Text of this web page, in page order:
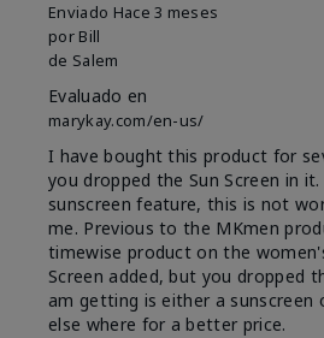
Enviado Hace 3 meses
por Bill
de Salem
Evaluado en
marykay.com/en-us/
I have bought this product for
you dropped the Sun Screen in
sunscreen feature, this is not
me. Previous to the MKmen
timewise product on the
Screen added, but you dropped
am getting is either a sunscreen
else where for a better price.